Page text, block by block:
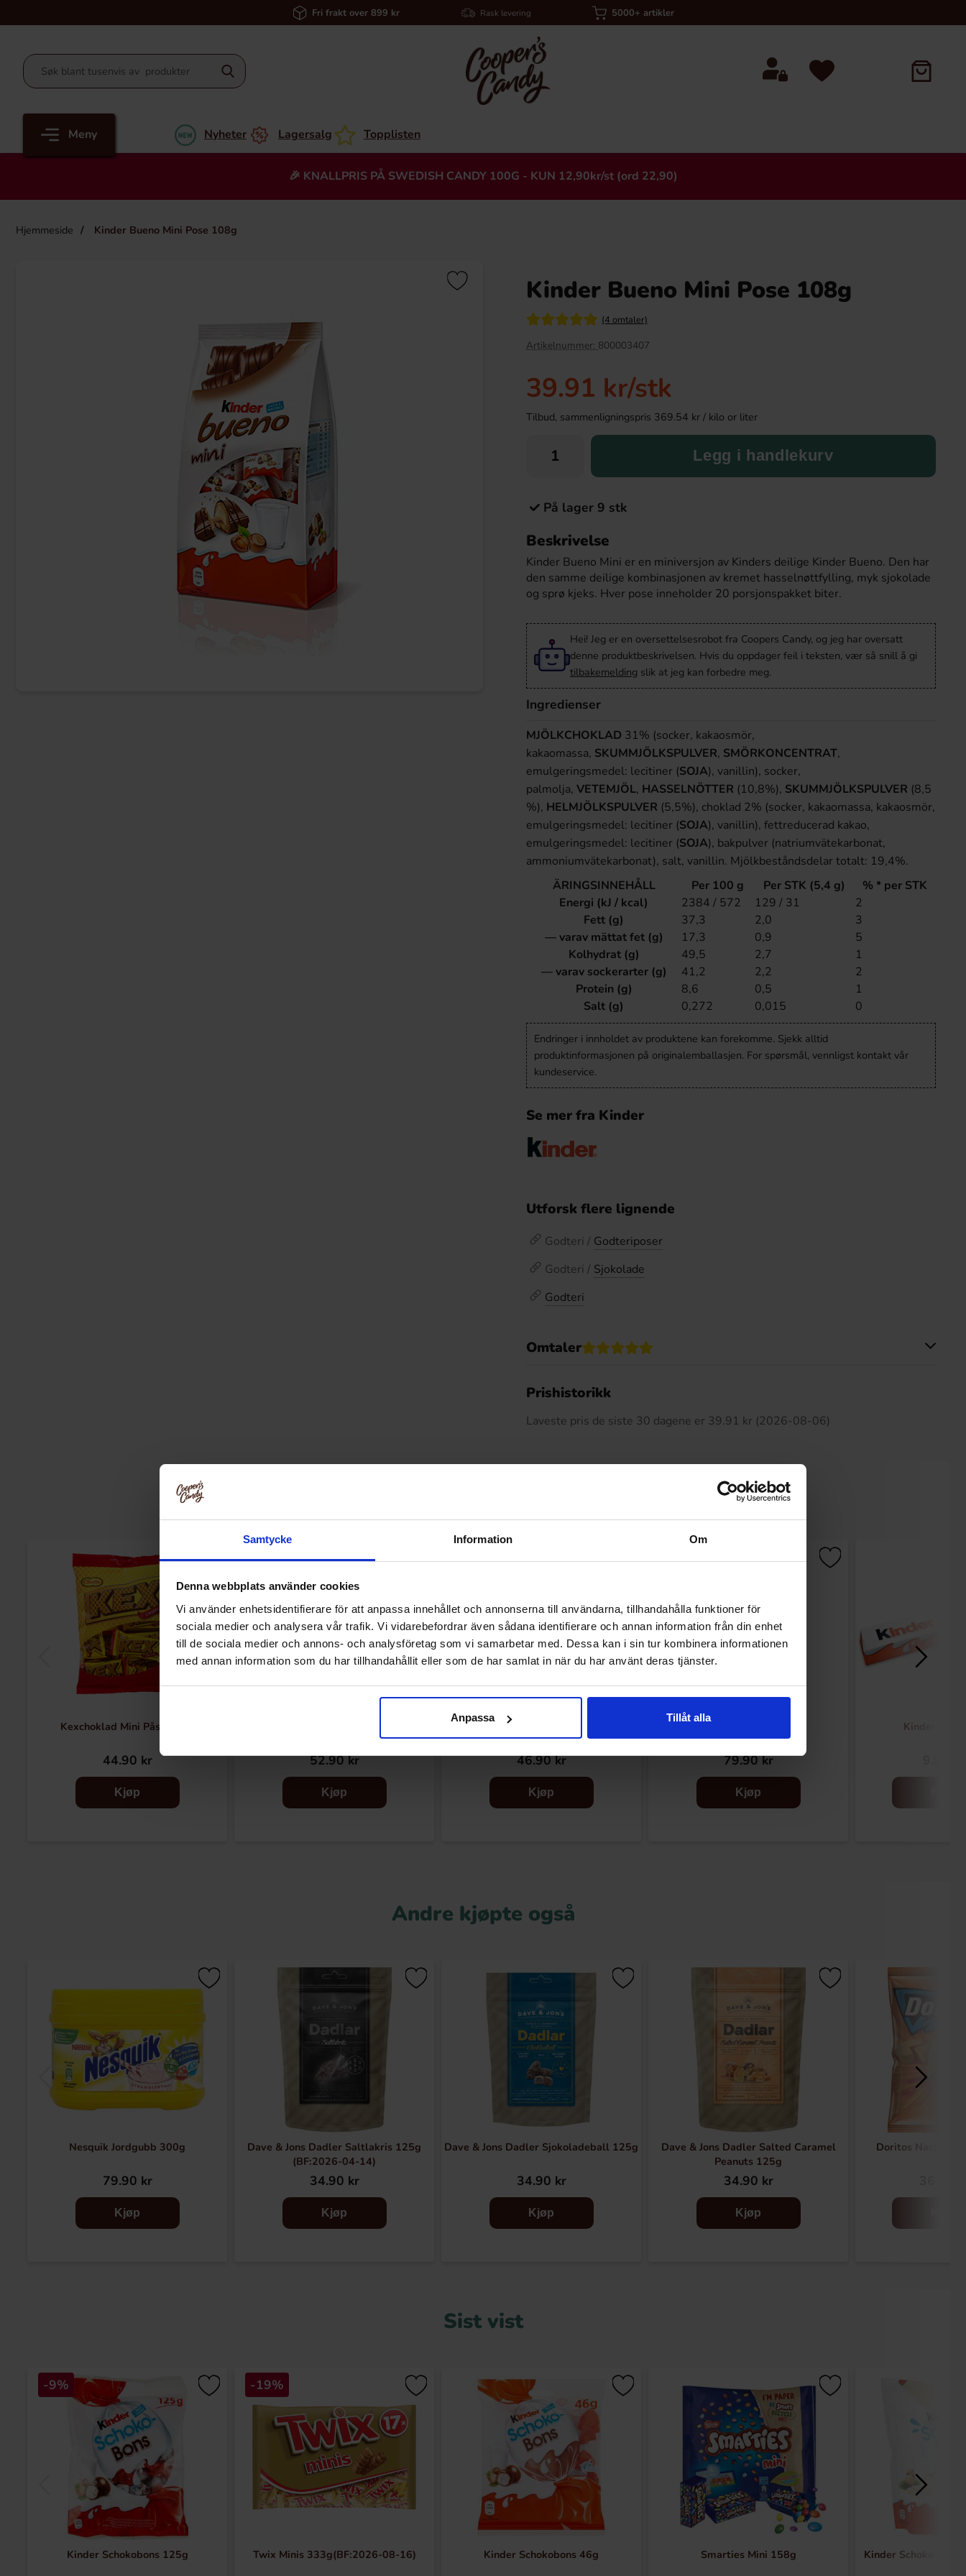
Samtycke Information Om
Denna webbplats använder cookies
Vi använder enhetsidentifierare för att anpassa innehållet och annonserna till användarna, tillhandahålla funktioner för
sociala medier och analysera vår trafik. Vi vidarebefordrar även sådana identifierare och annan information från din enhet
till de sociala medier och annons- och analysföretag som vi samarbetar med. Dessa kan i sin tur kombinera informationen
med annan information som du har tillhandahållit eller som de har samlat in när du har använt deras tjänster.
Anpassa Tillåt alla
Fri frakt over 899 kr Rask levering 5000+ artikler
Meny Nyheter Lagersalg Topplisten
🎉 KNALLPRIS PÅ SWEDISH CANDY 100G - KUN 12,90kr/st (ord 22,90)
Hjemmeside Kinder Bueno Mini Pose 108g
Heading
Hello Kitty Gummy Treats Fruit 88g Red Band Fruktnappar 1.2kg
239.90 kr 38.90 kr 28.90 kr
Köp
46.90
Kinder Bueno Mini Pose 108g
(4 omtaler)
Artikelnummer: 800003407
39.91 kr/stk
Tilbud, sammenligningspris 369.54 kr / kilo or liter
Legg i handlekurv
På lager 9 stk
Beskrivelse
Kinder Bueno Mini er en miniversjon av Kinders deilige Kinder Bueno. Den har
den samme deilige kombinasjonen av kremet hasselnøttfylling, myk sjokolade
og sprø kjeks. Hver pose inneholder 20 porsjonspakket biter.
Hei! Jeg er en oversettelsesrobot fra Coopers Candy, og jeg har oversatt
denne produktbeskrivelsen. Hvis du oppdager feil i teksten, vær så snill å gi
tilbakemelding slik at jeg kan forbedre meg.
Ingredienser
MJÖLKCHOKLAD 31% (socker, kakaosmör,
kakaomassa, SKUMMJÖLKSPULVER, SMÖRKONCENTRAT,
emulgeringsmedel: lecitiner (SOJA), vanillin), socker,
palmolja, VETEMJÖL, HASSELNÖTTER (10,8%), SKUMMJÖLKSPULVER (8,5
%), HELMJÖLKSPULVER (5,5%), choklad 2% (socker, kakaomassa, kakaosmör,
emulgeringsmedel: lecitiner (SOJA), vanillin), fettreducerad kakao,
emulgeringsmedel: lecitiner (SOJA), bakpulver (natriumvätekarbonat,
ammoniumvätekarbonat), salt, vanillin. Mjölkbeståndsdelar totalt: 19,4%.
ÄRINGSINNEHÅLL
Per 100 g Per STK (5,4 g)
% * per STK
Energi (kJ / kcal)
2384 / 572 129 / 31
2
Fett (g)
37,3 2,0
3
— varav mättat fet (g)
17,3 0,9
5
Kolhydrat (g)
49,5 2,7
1
— varav sockerarter (g)
41,2 2,2
2
Protein (g)
8,6 0,5
1
Salt (g)
0,272 0,015 0
Endringer i innholdet av produktene kan forekomme. Sjekk alltid
produktinformasjonen på originalemballasjen. For spørsmål, vennligst kontakt vår
kundeservice.
Se mer fra Kinder
Utforsk flere lignende
Godteri / Godteriposer
Godteri / Sjokolade
Godteri
Omtaler
Prishistorikk
Laveste pris de siste 30 dagene er 39.91 kr (2026-08-06)
Kexchoklad Mini Påse 156g
44.90 kr
Kjøp
52.90 kr
Kjøp
Marabou Sjokolade Daim Bites 145g
46.90 kr
Kjøp
Milky Way Minis 333g
79.90 kr
Kjøp
Kinder Maxi
Andre kjøpte også
Nesquik Jordgubb 300g
79.90 kr
Kjøp
Dave & Jons Dadler Saltlakris 125g
(BF:2026-04-14)
34.90 kr
Kjøp
Dave & Jons Dadler Sjokoladeball 125g
34.90 kr
Kjøp
Dave & Jons Dadler Salted Caramel
Peanuts 125g
34.90 kr
Kjøp
Doritos Nacho
Sist vist
-9%
Kinder Schokobons 125g
-19%
Twix Minis 333g(BF:2026-08-16) Kinder Schokobons 46g Smarties Mini 158g Kinder Schoko-